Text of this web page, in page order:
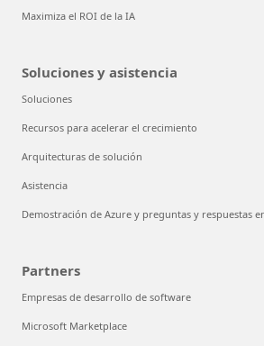
Maximiza el ROI de la IA
Soluciones y asistencia
Soluciones
Recursos para acelerar el crecimiento
Arquitecturas de solución
Asistencia
Demostración de Azure y preguntas y respuestas
Partners
Empresas de desarrollo de software
Microsoft Marketplace